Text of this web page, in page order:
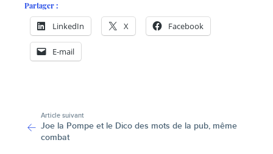
Partager :
LinkedIn X Facebook
E-mail
Article suivant
Joe la Pompe et le Dico des mots de la pub, même
combat